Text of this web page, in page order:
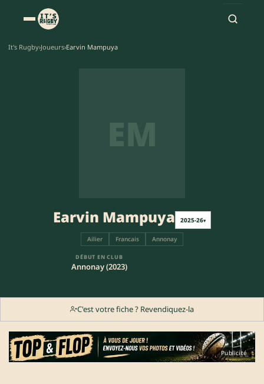
It's Rugby›Joueurs›Earvin Mampuya
EM
Earvin Mampuya 2025-26▾
Ailier Francais Annonay
DÉBUT EN CLUB
Annonay (2023)
C'est votre fiche ? Revendiquez-la
Publicité